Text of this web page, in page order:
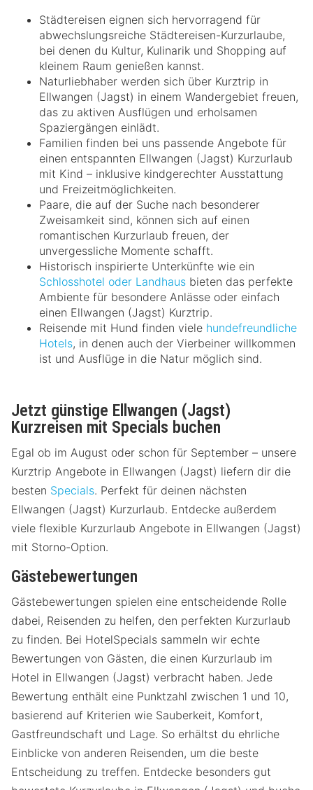
Städtereisen eignen sich hervorragend für
abwechslungsreiche Städtereisen-Kurzurlaube,
bei denen du Kultur, Kulinarik und Shopping auf
kleinem Raum genießen kannst.
Naturliebhaber werden sich über Kurztrip in
Ellwangen (Jagst) in einem Wandergebiet freuen,
das zu aktiven Ausflügen und erholsamen
Spaziergängen einlädt.
Familien finden bei uns passende Angebote für
einen entspannten Ellwangen (Jagst) Kurzurlaub
mit Kind – inklusive kindgerechter Ausstattung
und Freizeitmöglichkeiten.
Paare, die auf der Suche nach besonderer
Zweisamkeit sind, können sich auf einen
romantischen Kurzurlaub freuen, der
unvergessliche Momente schafft.
Historisch inspirierte Unterkünfte wie ein
Schlosshotel oder Landhaus bieten das perfekte
Ambiente für besondere Anlässe oder einfach
einen Ellwangen (Jagst) Kurztrip.
Reisende mit Hund finden viele hundefreundliche
Hotels, in denen auch der Vierbeiner willkommen
ist und Ausflüge in die Natur möglich sind.
Jetzt günstige Ellwangen (Jagst)
Kurzreisen mit Specials buchen
Egal ob im August oder schon für September – unsere
Kurztrip Angebote in Ellwangen (Jagst) liefern dir die
besten Specials. Perfekt für deinen nächsten
Ellwangen (Jagst) Kurzurlaub. Entdecke außerdem
viele flexible Kurzurlaub Angebote in Ellwangen (Jagst)
mit Storno-Option.
Gästebewertungen
Gästebewertungen spielen eine entscheidende Rolle
dabei, Reisenden zu helfen, den perfekten Kurzurlaub
zu finden. Bei HotelSpecials sammeln wir echte
Bewertungen von Gästen, die einen Kurzurlaub im
Hotel in Ellwangen (Jagst) verbracht haben. Jede
Bewertung enthält eine Punktzahl zwischen 1 und 10,
basierend auf Kriterien wie Sauberkeit, Komfort,
Gastfreundschaft und Lage. So erhältst du ehrliche
Einblicke von anderen Reisenden, um die beste
Entscheidung zu treffen. Entdecke besonders gut